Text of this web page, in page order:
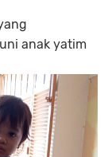
anak yatim